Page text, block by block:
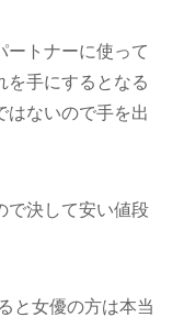
ートナーに使って
を手にするとなる
はないので手を出
で決して安い値段
と女優の方は本当